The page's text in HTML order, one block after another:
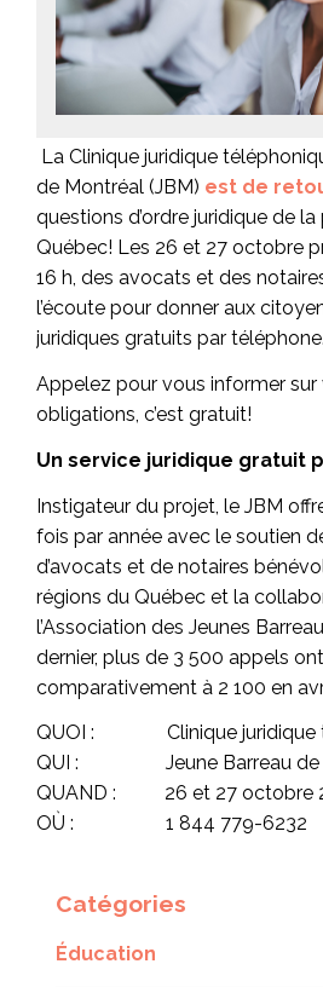
La Clinique juridique
de Montréal (JBM) est de
questions d’ordre juridique de
Québec! Les 26 et 27 octobre
16 h, des avocats et des
l’écoute pour donner aux
juridiques gratuits par téléphone.
Appelez pour vous informer
obligations, c’est gratuit!
Un service juridique gratuit
Instigateur du projet, le JBM
fois par année avec le soutien
d’avocats et de notaires
régions du Québec et la
l’Association des Jeunes
dernier, plus de 3 500 appels
comparativement à 2 100 en
QUOI : Clinique juridique
QUI : Jeune Barreau de
QUAND : 26 et 27 octobre
OÙ : 1 844 779-6232
Catégories
Éducation